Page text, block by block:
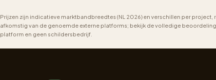
Prijzen zijn indicatieve marktbandbreedtes (NL 2026) en verschillen per project,
afkomstig van de genoemde externe platforms; bekijk de volledige
platform en geen schildersbedrijf.